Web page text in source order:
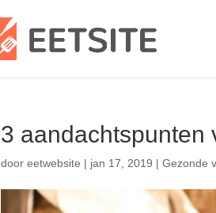
3 aandachtspunten
dooreetwebsite | jan 17, 2019 |Gezonde